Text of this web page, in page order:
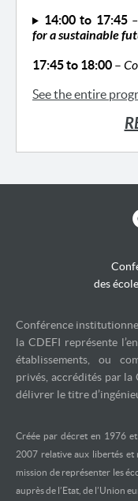
14:00 to 17:45–
for a sustainable
17:45to 18:00 –
See the entire
des
Conférence
la CDEFI représente
établissements, ou
privés, accrédités par la
délivrer le titre
Créée par décret en 1976
2007 relative aux libertés et
mission de représenter les
auprès de l’Etat, de l’Union